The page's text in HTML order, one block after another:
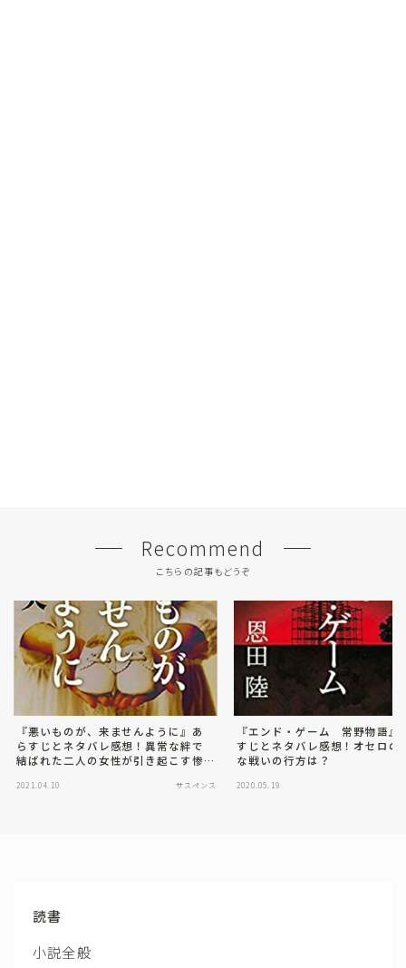
Recommend
こちらの記事もどうぞ
『悪いものが、来ませんように』あ
らすじとネタバレ感想！異常な絆で
結ばれた二人の女性が引き起こす惨
2021.04.10 サスペンス
『エンド・ゲーム 常野物語』
すじとネタバレ感想！オセロの
な戦いの行方は？
2020.05.19
読書
小説全般